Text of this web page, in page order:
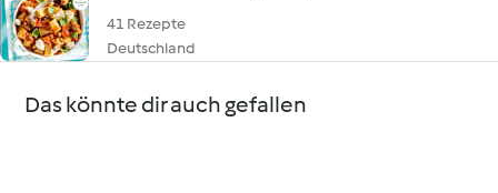
41 Rezepte
Deutschland
Das könnte dir auch gefallen